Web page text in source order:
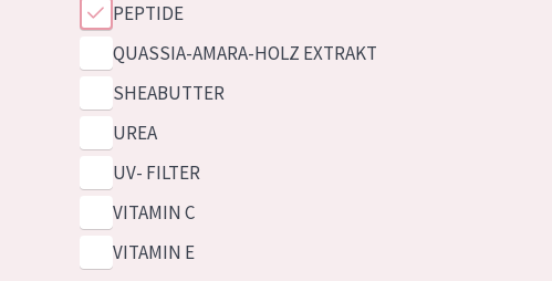
PEPTIDE
QUASSIA-AMARA-HOLZ EXTRAKT
SHEABUTTER
UREA
UV- FILTER
VITAMIN C
VITAMIN E